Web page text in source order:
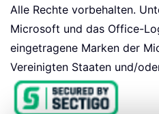
Alle Rechte vorbehalten.
Microsoft und das Office-
eingetragene Marken der
Vereinigten Staaten und/